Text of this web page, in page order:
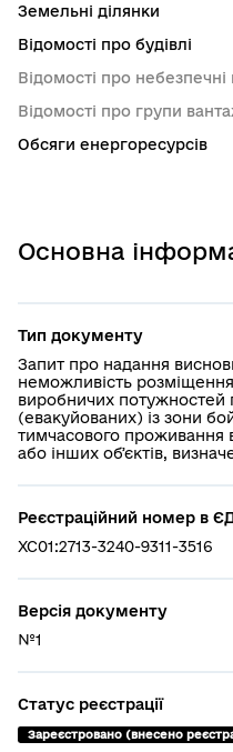
Основна
Тип документу
Запит про надання
неможливість
виробничих потужностей
(евакуйованих) із зони
тимчасового проживання
або інших обʼєктів,
Реєстраційний номер в
XC01:2713-3240-9311-3516
Версія документу
№1
Статус реєстрації
Зареєстровано (внесено
Земельні ділянки
Відомості про будівлі
Відомості про небезпечні
Відомості про групи
Обсяги енергоресурсів